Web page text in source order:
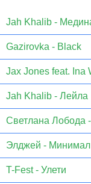
Jаh Khаlib -
Gazirovka - Black
Jax Jones feat. Ina
Jah Khalib - Лейла
Светлана Лобода
Элджей - Минимал
T-Fest - Улети